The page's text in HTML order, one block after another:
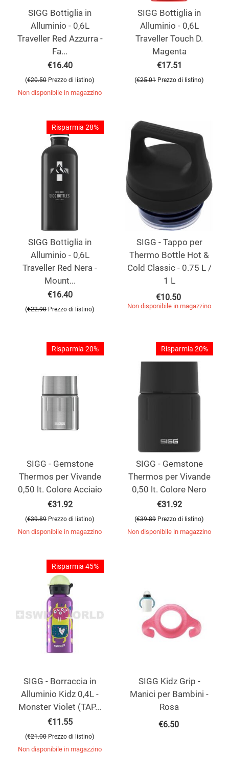
SIGG Bottiglia in
Alluminio - 0,6L
Traveller Red Azzurra -
Fa...
€16.40
(€20.50 Prezzo di listino)
Non disponibile in magazzino
SIGG Bottiglia in
Alluminio - 0,6L
Traveller Touch D.
Magenta
€17.51
(€25.01 Prezzo di listino)
Risparmia 28%
SIGG Bottiglia in
Alluminio - 0,6L
Traveller Red Nera -
Mount...
€16.40
(€22.90 Prezzo di listino)
SIGG - Tappo per
Thermo Bottle Hot &
Cold Classic - 0.75 L /
1 L
€10.50
Non disponibile in magazzino
Risparmia 20%
SIGG - Gemstone
Thermos per Vivande
0,50 lt. Colore Acciaio
€31.92
(€39.89 Prezzo di listino)
Non disponibile in magazzino
Risparmia 20%
SIGG - Gemstone
Thermos per Vivande
0,50 lt. Colore Nero
€31.92
(€39.89 Prezzo di listino)
Non disponibile in magazzino
Risparmia 45%
SIGG - Borraccia in
Alluminio Kidz 0,4L -
Monster Violet (TAP...
€11.55
(€21.00 Prezzo di listino)
Non disponibile in magazzino
SIGG Kidz Grip -
Manici per Bambini -
Rosa
€6.50